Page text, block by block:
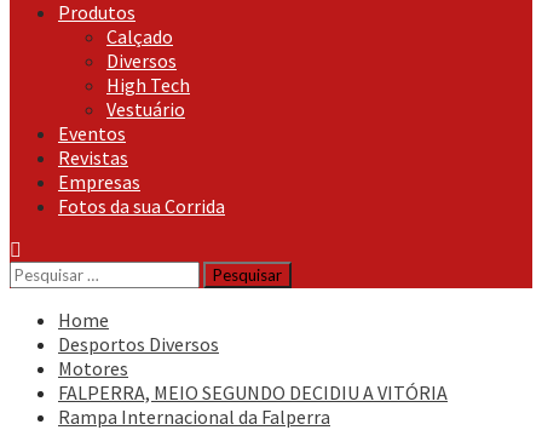
Produtos
Calçado
Diversos
High Tech
Vestuário
Eventos
Revistas
Empresas
Fotos da sua Corrida
Pesquisar
por:
Home
Desportos Diversos
Motores
FALPERRA, MEIO SEGUNDO DECIDIU A VITÓRIA
Rampa Internacional da Falperra